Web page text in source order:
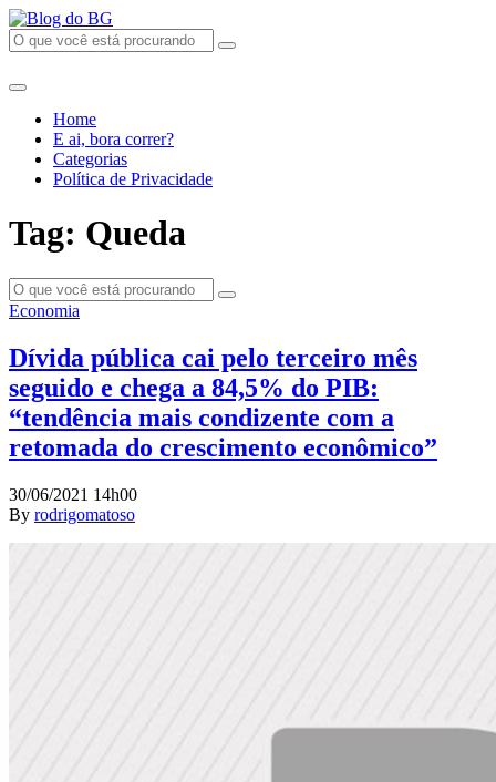
Home
E ai, bora correr?
Categorias
Política de Privacidade
Tag: Queda
Economia
Dívida pública cai pelo terceiro mês
seguido e chega a 84,5% do PIB:
“tendência mais condizente com a
retomada do crescimento econômico”
30/06/2021 14h00
By rodrigomatoso